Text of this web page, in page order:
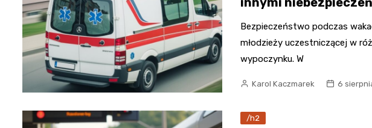
Bezpieczeństwo podczas
młodzieży uczestniczącej w
wypoczynku. W
Karol Kaczmarek 6
/h2